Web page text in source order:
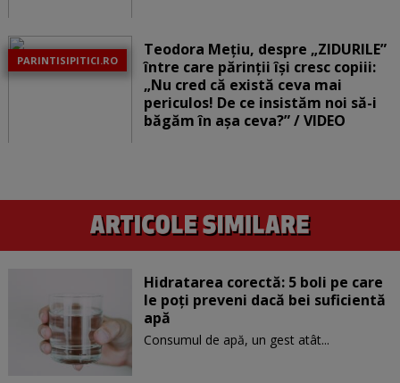
PARINTISIPITICI.RO
Teodora Mețiu, despre „ZIDURILE”
între care părinții își cresc copiii:
„Nu cred că există ceva mai
periculos! De ce insistăm noi să-i
băgăm în așa ceva?” / VIDEO
Hidratarea corectă: 5 boli pe care
le poți preveni dacă bei suficientă
apă
Consumul de apă, un gest atât...